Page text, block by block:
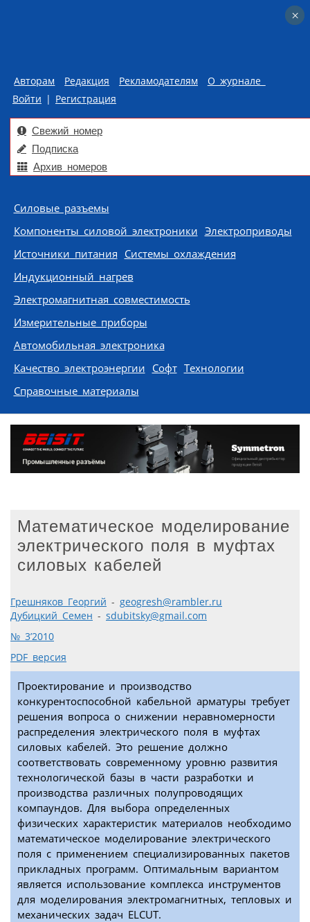
Авторам Редакция Рекламодателям
О журнале
Войти | Регистрация
Свежий номер
Подписка
Архив номеров
Skip to content
Силовые разъемы
Компоненты силовой электроники Электроприводы
Источники питания Системы охлаждения
Индукционный нагрев
Электромагнитная совместимость
Измерительные приборы
Автомобильная электроника
Качество электроэнергии Софт Технологии
Справочные материалы
Математическое моделирование
электрического поля в муфтах
силовых кабелей
Грешняков Георгий - geogresh@rambler.ru
Дубицкий Семен - sdubitsky@gmail.com
№ 3’2010
PDF версия
Проектирование и производство
конкурентоспособной кабельной арматуры требует
решения вопроса о снижении неравномерности
распределения электрического поля в муфтах
силовых кабелей. Это решение должно
соответствовать современному уровню развития
технологической базы в части разработки и
производства различных полупроводящих
компаундов. Для выбора определенных
физических характеристик материалов необходимо
математическое моделирование электрического
поля с применением специализированных пакетов
прикладных программ. Оптимальным вариантом
является использование комплекса инструментов
для моделирования электромагнитных, тепловых и
механических задач ELCUT.
×
×